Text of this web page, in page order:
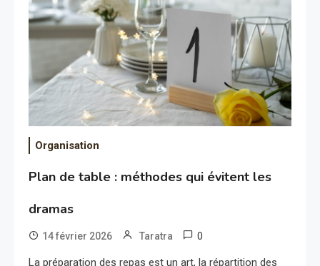
Organisation
Plan de table : méthodes qui évitent les
dramas
14 février 2026 Taratra 0
La préparation des repas est un art, la répartition des